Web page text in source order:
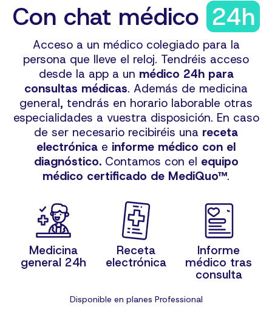
Con chat médico 24h
Acceso a un médico colegiado para la
persona que lleve el reloj. Tendréis acceso
desde la app a un médico 24h para
consultas médicas. Además de medicina
general, tendrás en horario laborable otras
especialidades a vuestra disposición. En caso
de ser necesario recibiréis una receta
electrónica e informe médico con el
diagnóstico. Contamos con el equipo
médico certificado de MediQuo™.
Medicina
general 24h
Receta
electrónica
Informe
médico tras
consulta
Disponible en planes Professional